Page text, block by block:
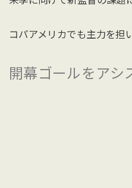
コパアメリカでも主力を担
開幕ゴールをアシ